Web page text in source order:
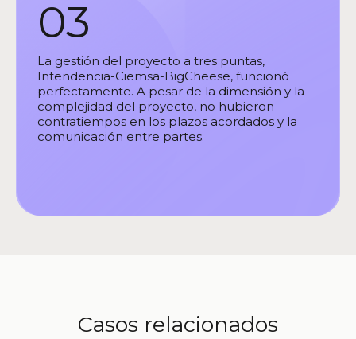
03
La gestión del proyecto a tres puntas,
Intendencia-Ciemsa-BigCheese, funcionó
perfectamente. A pesar de la dimensión y la
complejidad del proyecto, no hubieron
contratiempos en los plazos acordados y la
comunicación entre partes.
Casos relacionados